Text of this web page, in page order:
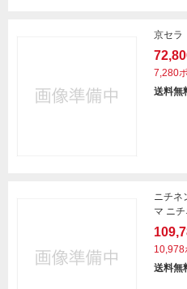
京セラ
7,280
送料無
ニチ
マ ニ
10,978
送料無